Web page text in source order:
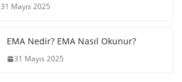
31 Mayıs 2025
EMA Nedir? EMA Nasıl Okunur?
31 Mayıs 2025